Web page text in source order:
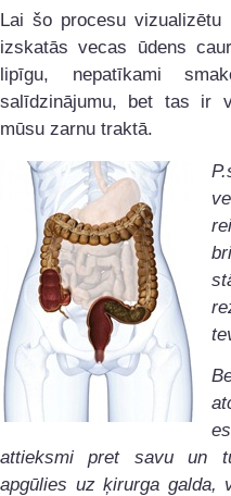
Lai šo procesu
izskatās vecas ūdens
lipīgu, nepatīkami
salīdzinājumu, bet tas ir
mūsu zarnu traktā.
attieksmi pret savu un
apgūlies uz ķirurga galda,